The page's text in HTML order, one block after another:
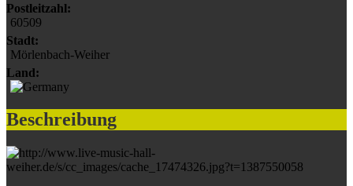
Postleitzahl:
60509
Stadt:
Mörlenbach-Weiher
Land:
Beschreibung